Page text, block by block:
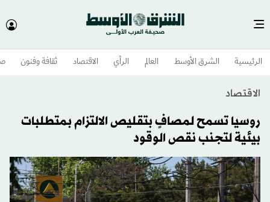
الرئيسية الشرق الأوسط​ العالم الرأي الاقتصاد ثقافة وفنون
الاقتصاد
روسيا تسمح لمصافٍ بتقليص الالتزام بمتطلبات
بيئية لتجنب نقص الوقود